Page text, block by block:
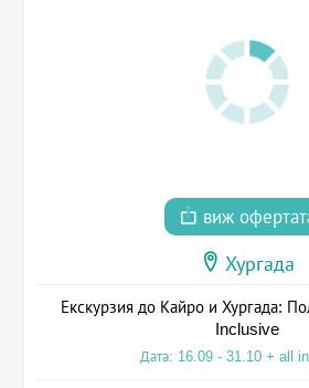
виж
Хургада
Екскурзия до Кайро и Хургада:
Inclusive
Дата: 16.09 - 31.10 + all